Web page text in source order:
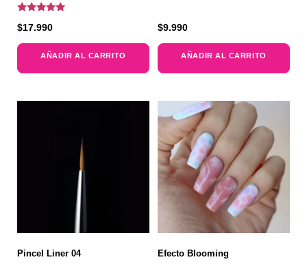
con
de 5
$17.990
AÑADIR AL CARRITO
$9.990
AÑADIR AL CARRITO
Pincel Liner 04 Efecto Blooming